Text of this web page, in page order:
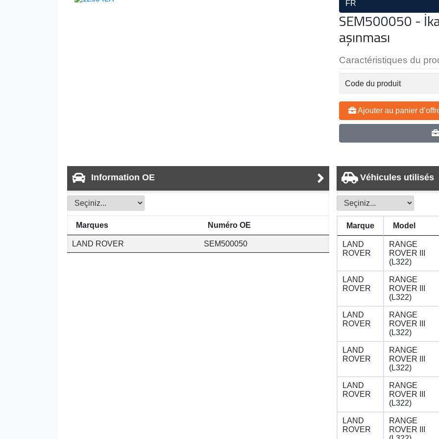
FR
SEM500050 -
aşınması
Caractéristiques du
Code du produit
Ajouter au panier
Information OE
Marques Numéro OE
LAND ROVER SEM500050
Véhicules utilisés
Marque Model
LAND
ROVER
RANGE
ROVER III
(L322)
LAND
ROVER
RANGE
ROVER III
(L322)
LAND
ROVER
RANGE
ROVER III
(L322)
LAND
ROVER
RANGE
ROVER III
(L322)
LAND
ROVER
RANGE
ROVER III
(L322)
LAND
ROVER
RANGE
ROVER III